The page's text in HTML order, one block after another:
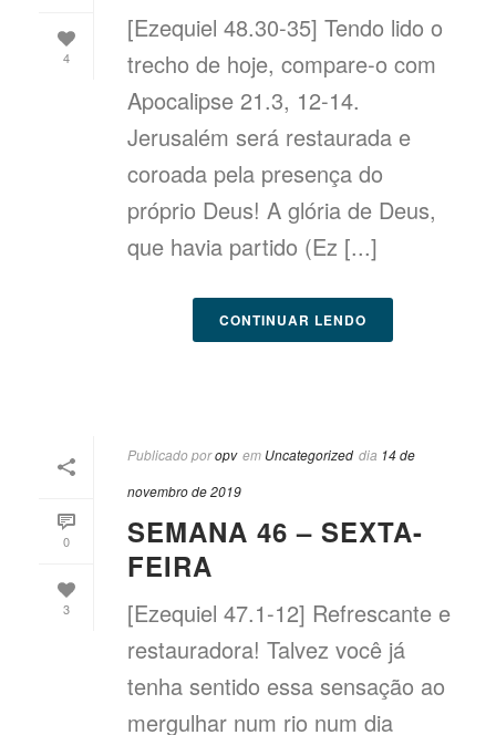
4
[Ezequiel 48.30-35] Tendo lido o
trecho de hoje, compare-o com
Apocalipse 21.3, 12-14.
Jerusalém será restaurada e
coroada pela presença do
próprio Deus! A glória de Deus,
que havia partido (Ez [...]
CONTINUAR LENDO
0
3
Publicado poropv em Uncategorized dia 14 de
novembro de 2019
SEMANA 46 – SEXTA-
FEIRA
[Ezequiel 47.1-12] Refrescante e
restauradora! Talvez você já
tenha sentido essa sensação ao
mergulhar num rio num dia